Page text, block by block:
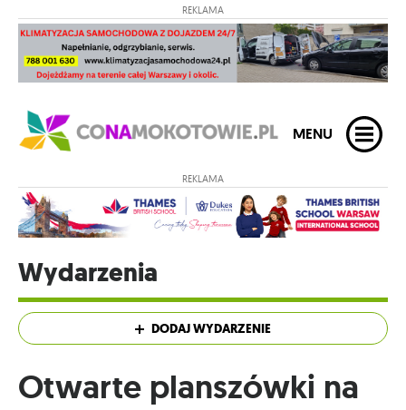
REKLAMA
MENU
REKLAMA
Wydarzenia
DODAJ WYDARZENIE
Otwarte planszówki na